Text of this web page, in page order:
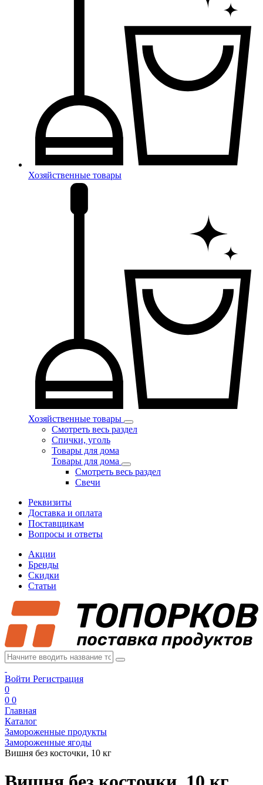
Хозяйственные товары
Хозяйственные товары
Смотреть весь раздел
Спички, уголь
Товары для дома
Товары для дома
Смотреть весь раздел
Свечи
Реквизиты
Доставка и оплата
Поставщикам
Вопросы и ответы
Акции
Бренды
Скидки
Статьи
Войти Регистрация
0
0 0
Главная
Каталог
Замороженные продукты
Замороженные ягоды
Вишня без косточки, 10 кг